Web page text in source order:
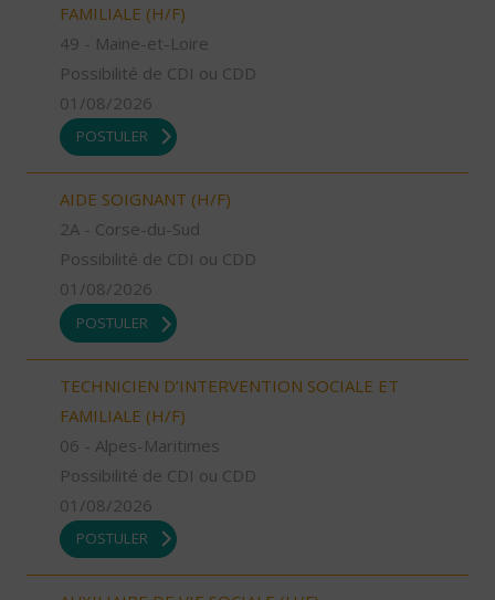
FAMILIALE (H/F)
49 - Maine-et-Loire
Possibilité de CDI ou CDD
01/08/2026
POSTULER
AIDE SOIGNANT (H/F)
2A - Corse-du-Sud
Possibilité de CDI ou CDD
01/08/2026
POSTULER
TECHNICIEN D’INTERVENTION SOCIALE ET
FAMILIALE (H/F)
06 - Alpes-Maritimes
Possibilité de CDI ou CDD
01/08/2026
POSTULER